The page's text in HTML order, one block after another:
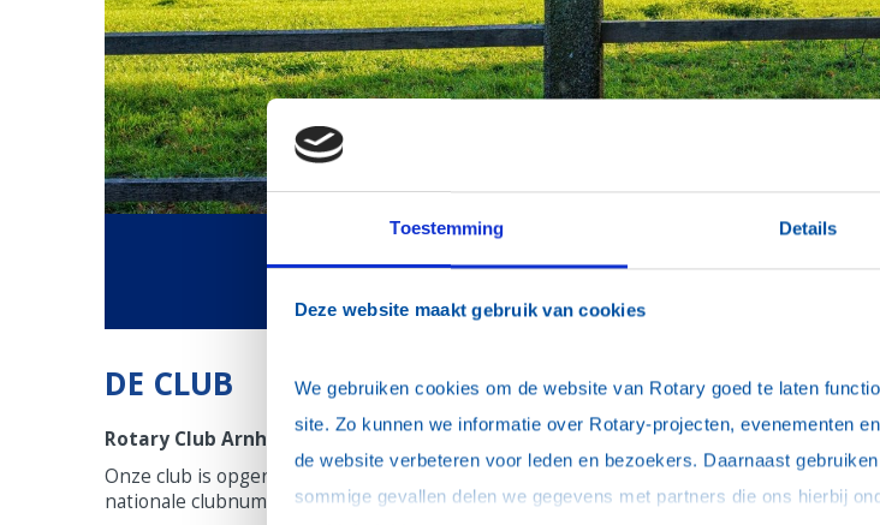
Toestemming Details
Deze website maakt gebruik van cookies
We gebruiken cookies om de website van Rotary goed te laten
site. Zo kunnen we informatie over Rotary-projecten, evenementen
de website verbeteren voor leden en bezoekers. Daarnaast
Welkom bij
DE CLUB
Rotary Club Arnhem
Onze club is opgericht op 8 november 1929. Het
nationale clubnummer is 031.
Ben je geïnteresseerd in
Rotaryclub Arnhem is onderdeel
International, een wereldwijde
mensen die zich inzetten voor
dienstverlening en het